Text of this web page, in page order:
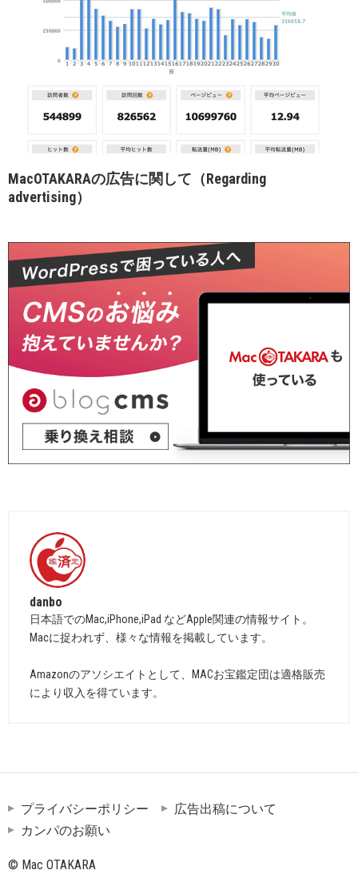
MacOTAKARAの広告に関して（Regarding
advertising）
danbo
日本語でのMac,iPhone,iPad などApple関連の情報サイト。
Macに捉われず、様々な情報を掲載しています。
Amazonのアソシエイトとして、MACお宝鑑定団は適格販売
により収入を得ています。
プライバシーポリシー
広告出稿について
カンパのお願い
© Mac OTAKARA